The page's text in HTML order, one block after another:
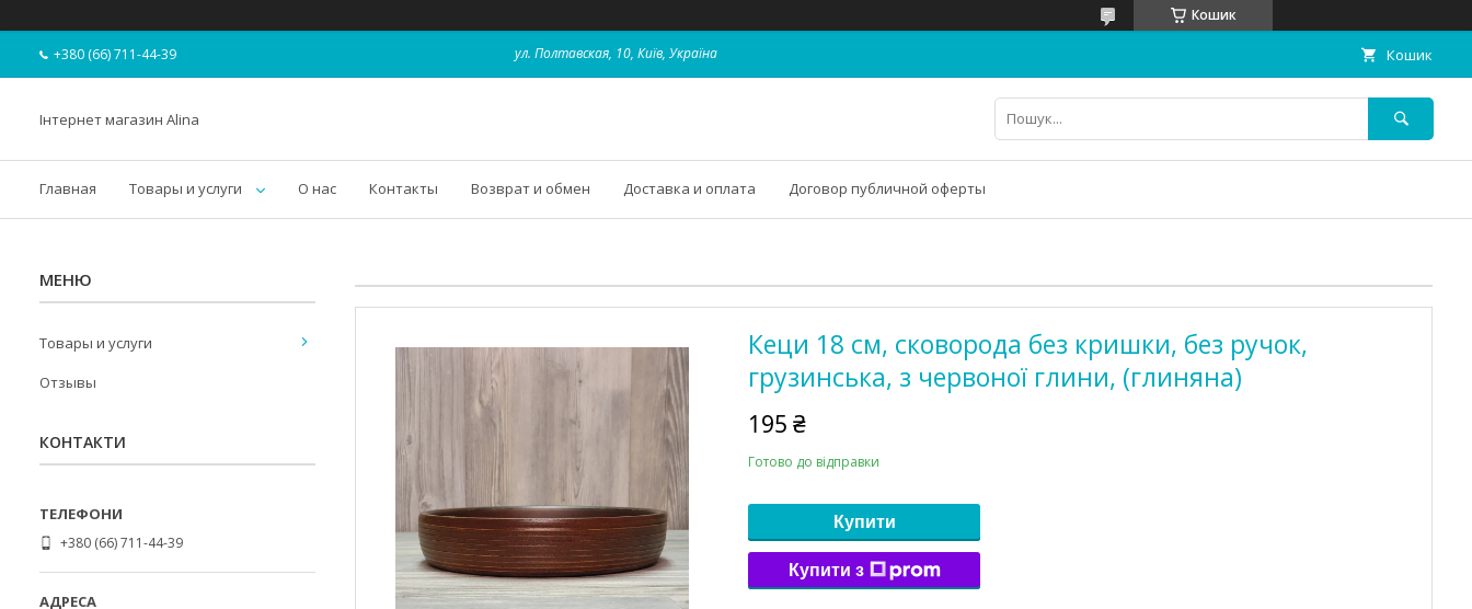
Кошик
+380 (66) 711-44-39 ул. Полтавская, 10, Київ, Україна Кошик
Інтернет магазин Alina
Главная Товары и услуги О нас Контакты Возврат и обмен Доставка и оплата Договор публичной оферты
Кеци 18 см, сковорода без кришки, без ручок,
грузинська, з червоної глини, (глиняна)
195 ₴
Готово до відправки
Купити
Купити з
Товары и услуги
Отзывы
КОНТАКТИ
+380 (66) 711-44-39